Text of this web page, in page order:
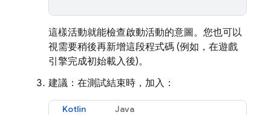
這樣活動就能檢查啟動活動的意圖。您也可以
視需要稍後再新增這段程式碼 (例如，在遊戲
引擎完成初始載入後)。
建議：在測試結束時，加入：
Kotlin Java